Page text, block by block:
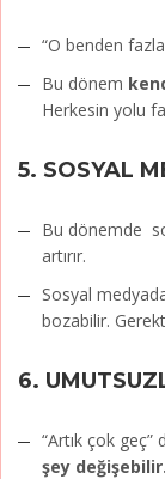
“O benden
Bu dönem
Herkesin yolu
5. SOSYAL
Bu dönemde
artırır.
Sosyal
bozabilir.
6.
“Artık çok
şey değişebilir.